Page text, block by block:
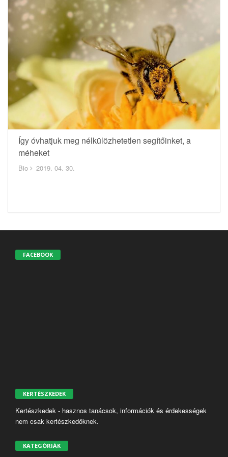
Így óvhatjuk meg nélkülözhetetlen segítőinket, a
méheket
Bio 2019. 04. 30.
FACEBOOK
KERTÉSZKEDEK
Kertészkedek - hasznos tanácsok, információk és érdekességek
nem csak kertészkedőknek.
KATEGÓRIÁK